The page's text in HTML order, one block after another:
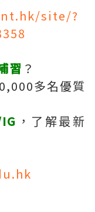
site/?
習 ？
多名優質
，了解最新